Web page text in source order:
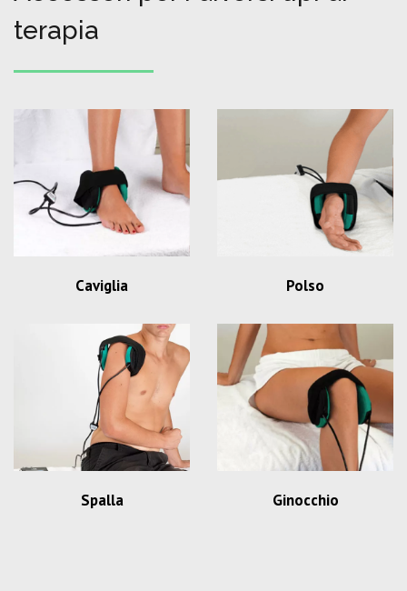
terapia
Caviglia Polso
Spalla Ginocchio